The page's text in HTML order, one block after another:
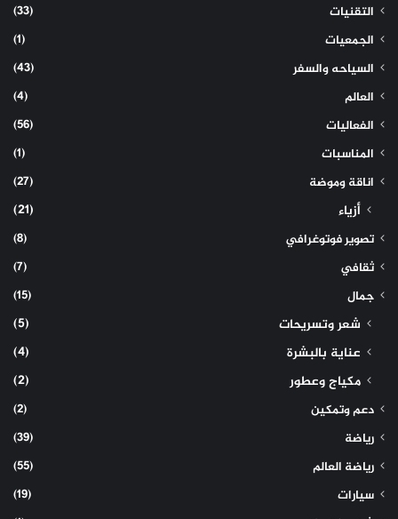
التقنيات
(33)
الجمعيات
(1)
السياحه والسفر
(43)
العالم
(4)
الفعاليات
(56)
المناسبات
(1)
اناقة وموضة
(27)
أزياء (21)
تصوير فوتوغرافي
(8)
ثقافي
(7)
جمال
(15)
شعر وتسريحات
(5)
عناية بالبشرة
(4)
مكياج وعطور
(2)
دعم وتمكين
(2)
رياضة
(39)
رياضة العالم
(55)
سيارات
(19)